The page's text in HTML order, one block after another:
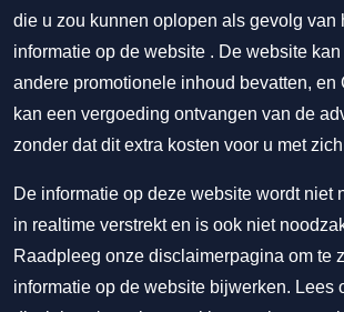
die u zou kunnen oplopen als gevolg van
informatie op de website . De website
andere promotionele inhoud bevatten, en
kan een vergoeding ontvangen van de
zonder dat dit extra kosten voor u met
De informatie op deze website wordt niet
in realtime verstrekt en is ook niet
Raadpleeg onze disclaimerpagina om te
informatie op de website bijwerken. Lees